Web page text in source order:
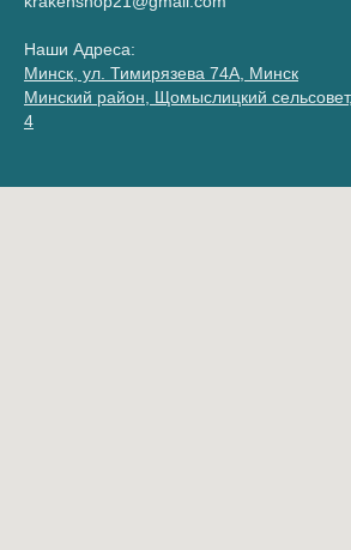
Наши Адреса:
Минск, ул. Тимирязева 74A, Минск
Минский район, Щомыслицкий
4